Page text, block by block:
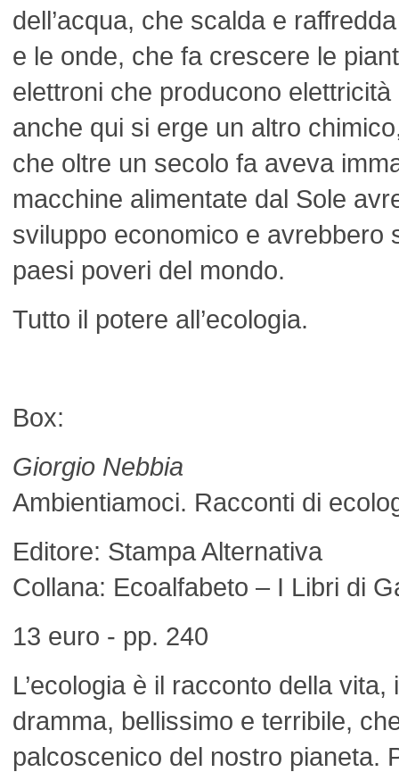
dell’acqua, che scalda e
e le onde, che fa crescere le
elettroni che producono
anche qui si erge un altro
che oltre un secolo fa aveva
macchine alimentate dal Sole
sviluppo economico e avrebbero
paesi poveri del mondo.
Tutto il potere all’ecologia.
Box:
Giorgio Nebbia
Ambientiamoci. Racconti di
Editore: Stampa Alternativa
Collana: Ecoalfabeto – I Libri di
13 euro - pp. 240
L’ecologia è il racconto della
dramma, bellissimo e terribile,
palcoscenico del nostro pianeta.